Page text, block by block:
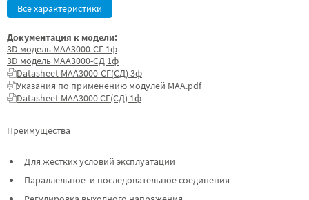
Все характеристики
Преимущества
Для жестких условий эксплуатации
Параллельное и последовательное соединения
Документация к модели:
3D модель МАА3000-СГ 1ф
3D модель МАА3000-СД 1ф
Datasheet МАА3000-СГ(СД) 3ф
Указания по применению модулей МАА.pdf
Datasheet МАА3000 СГ(СД) 1ф